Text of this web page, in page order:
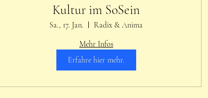
Kultur im SoSein
Sa., 17. Jan.
Radix & Anima
Mehr Infos
Erfahre hier mehr.